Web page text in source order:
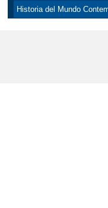
Historia del Mundo